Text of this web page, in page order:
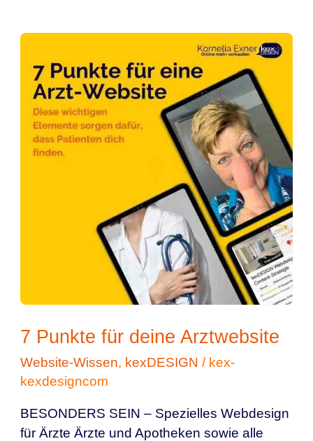
7 Punkte für deine Arztwebsite
Website-Wissen, kexDESIGN / kex-
kexdesigncom
BESONDERS SEIN – Spezielles Webdesign
für Ärzte Ärzte und Apotheken sowie alle
7
Punkte
für
deine
Arztwebsite